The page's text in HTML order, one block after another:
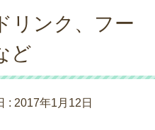
リンク、フー
ど
: 2017年1月12日